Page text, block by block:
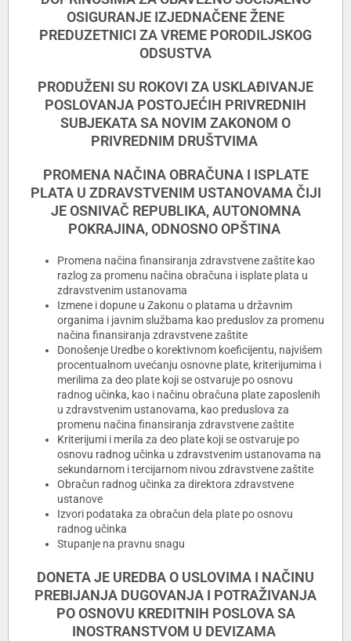
OSIGURANJE IZJEDNAČENE ŽENE
PREDUZETNICI ZA VREME PORODILJSKOG
ODSUSTVA
PRODUŽENI SU ROKOVI ZA USKLAÐIVANJE
POSLOVANJA POSTOJEĆIH PRIVREDNIH
SUBJEKATA SA NOVIM ZAKONOM O
PRIVREDNIM DRUŠTVIMA
PROMENA NAČINA OBRAČUNA I ISPLATE
PLATA U ZDRAVSTVENIM USTANOVAMA ČIJI
JE OSNIVAČ REPUBLIKA, AUTONOMNA
POKRAJINA, ODNOSNO OPŠTINA
Promena načina finansiranja zdravstvene zaštite kao
razlog za promenu načina obračuna i isplate plata u
zdravstvenim ustanovama
Izmene i dopune u Zakonu o platama u državnim
organima i javnim službama kao preduslov za promenu
načina finansiranja zdravstvene zaštite
Donošenje Uredbe o korektivnom koeficijentu, najvišem
procentualnom uvećanju osnovne plate, kriterijumima i
merilima za deo plate koji se ostvaruje po osnovu
radnog učinka, kao i načinu obračuna plate zaposlenih
u zdravstvenim ustanovama, kao preduslova za
promenu načina finansiranja zdravstvene zaštite
Kriterijumi i merila za deo plate koji se ostvaruje po
osnovu radnog učinka u zdravstvenim ustanovama na
sekundarnom i tercijarnom nivou zdravstvene zaštite
Obračun radnog učinka za direktora zdravstvene
ustanove
Izvori podataka za obračun dela plate po osnovu
radnog učinka
Stupanje na pravnu snagu
DONETA JE UREDBA O USLOVIMA I NAČINU
PREBIJANJA DUGOVANJA I POTRAŽIVANJA
PO OSNOVU KREDITNIH POSLOVA SA
INOSTRANSTVOM U DEVIZAMA